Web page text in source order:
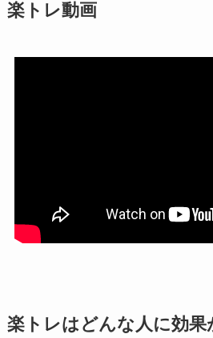
楽トレ動画
楽トレはどんな人に効果